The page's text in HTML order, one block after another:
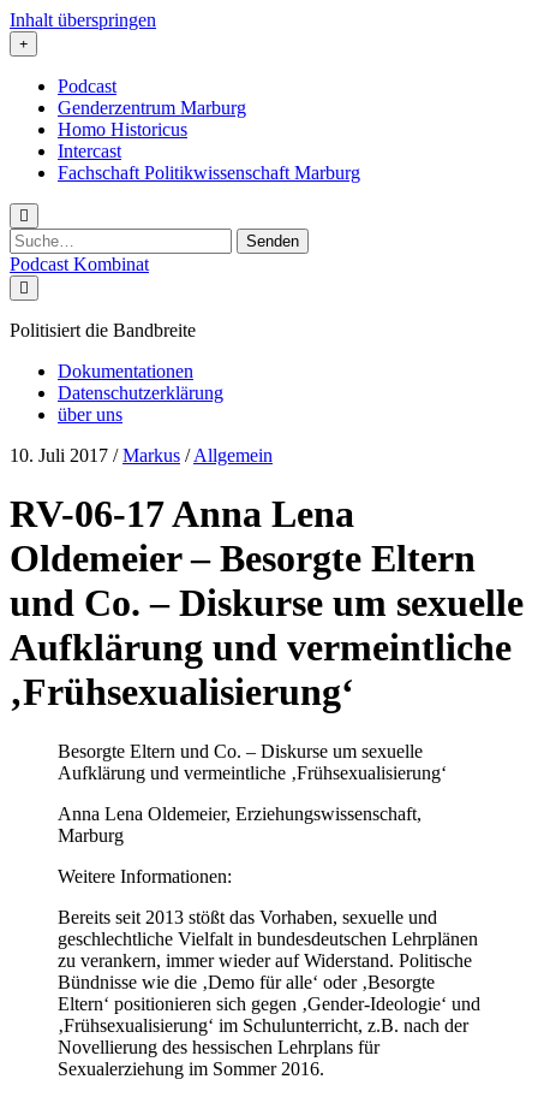
Inhalt überspringen
Podcast
Genderzentrum Marburg
Homo Historicus
Intercast
Fachschaft Politikwissenschaft Marburg
Suchen
nach:
Podcast Kombinat
Politisiert die Bandbreite
Dokumentationen
Datenschutzerklärung
über uns
10. Juli 2017 /Markus /Allgemein
RV-06-17 Anna Lena
Oldemeier – Besorgte Eltern
und Co. – Diskurse um sexuelle
Aufklärung und vermeintliche
‚Frühsexualisierung‘
Besorgte Eltern und Co. – Diskurse um sexuelle
Aufklärung und vermeintliche ‚Frühsexualisierung‘
Anna Lena Oldemeier, Erziehungswissenschaft,
Marburg
Weitere Informationen:
Bereits seit 2013 stößt das Vorhaben, sexuelle und
geschlechtliche Vielfalt in bundesdeutschen Lehrplänen
zu verankern, immer wieder auf Widerstand. Politische
Bündnisse wie die ‚Demo für alle‘ oder ‚Besorgte
Eltern‘ positionieren sich gegen ‚Gender-Ideologie‘ und
‚Frühsexualisierung‘ im Schulunterricht, z.B. nach der
Novellierung des hessischen Lehrplans für
Sexualerziehung im Sommer 2016.